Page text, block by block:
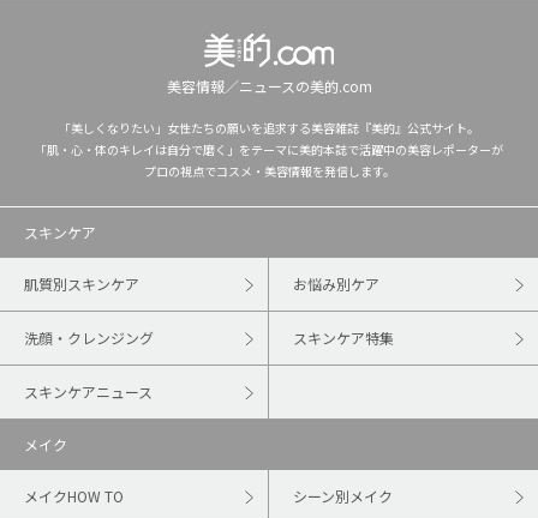
美容情報／ニュースの美的.com
「美しくなりたい」女性たちの願いを追求する美容雑誌『美的』公式サイト。
「肌・心・体のキレイは自分で磨く」をテーマに美的本誌で活躍中の美容レポーターが
プロの視点でコスメ・美容情報を発信します。
スキンケア
肌質別スキンケア お悩み別ケア
洗顔・クレンジング スキンケア特集
スキンケアニュース
メイク
メイクHOW TO シーン別メイク